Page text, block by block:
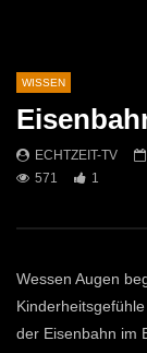
Umweltkirtag 2025
478
2
WISSEN
ECHTZEIT-TV
571
1
Wessen Augen
der Eisenbahn im